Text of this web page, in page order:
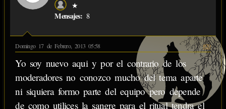
★
Mensajes: 8
Domingo 17 de Febrero, 2013 05:58 #20
Yo soy nuevo aqui y por el contrario de los
moderadores no conozco mucho del tema aparte
ni siquiera formo parte del equipo pero depende
de como utilices la sangre para el ritual tendra el